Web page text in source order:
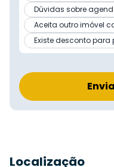
Dúvidas sobre
Aceita outro imóvel
Existe desconto
Localização